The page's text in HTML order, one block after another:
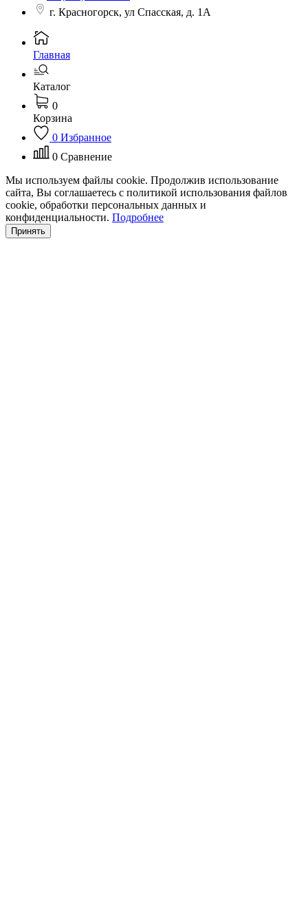
г. Красногорск, ул Спасская, д. 1А
Главная
Каталог
0
Корзина
0 Избранное
0 Сравнение
Мы используем файлы cookie. Продолжив использование
сайта, Вы соглашаетесь с политикой использования файлов
cookie, обработки персональных данных и
конфиденциальности. Подробнее
Принять